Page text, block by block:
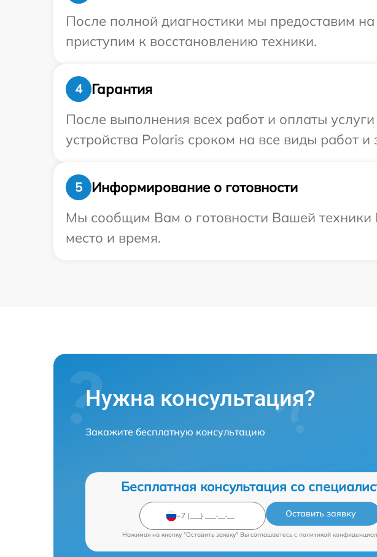
После полной диагностики мы предоставим
приступим к восстановлению техники.
4
Гарантия
После выполнения всех работ и оплаты
устройства Polaris сроком на все виды работ и
5
Информирование о готовности
Мы сообщим Вам о готовности Вашей техники
место и время.
Нужна консультация?
Закажите бесплатную консультацию
Бесплатная консультация со
Оставить заявку
Нажимая на кнопку "Оставить заявку" Вы соглашаетесь c политикой